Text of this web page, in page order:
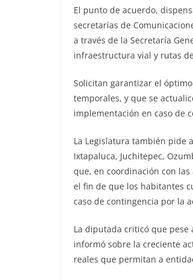
El punto de acuerdo,
secretarías de
a través de la Secretaría
infraestructura vial y rutas
Solicitan garantizar el
temporales, y que se
implementación en caso de
La Legislatura también pide
Ixtapaluca, Juchitepec,
que, en coordinación con
el fin de que los habitantes
caso de contingencia por la
La diputada criticó que pese
informó sobre la creciente
reales que permitan a